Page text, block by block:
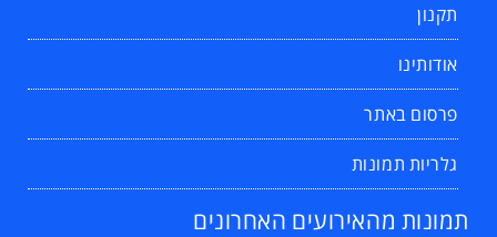
תקנון
אודותינו
פרסום באתר
גלריות תמונות
תמונות מהאירועים האחרונים